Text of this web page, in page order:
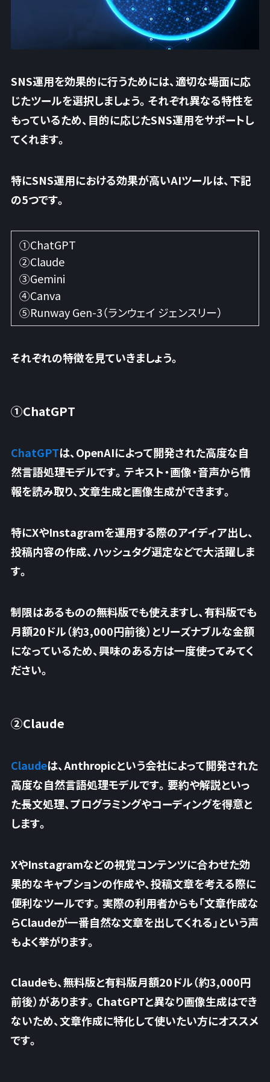
SNS運用を効果的に行うためには、適切な場面に応
じたツールを選択しましょう。それぞれ異なる特性を
もっているため、目的に応じたSNS運用をサポートし
てくれます。
特にSNS運用における効果が高いAIツールは、下記
の5つです。
①ChatGPT
②Claude
③Gemini
④Canva
⑤Runway Gen-3（ランウェイ ジェンスリー）
それぞれの特徴を見ていきましょう。
①ChatGPT
ChatGPTは、OpenAIによって開発された高度な自
然言語処理モデルです。 テキスト・画像・音声から情
報を読み取り、文章生成と画像生成ができます。
特にXやInstagramを運用する際のアイディア出し、
投稿内容の作成、ハッシュタグ選定などで大活躍しま
す。
制限はあるものの無料版でも使えますし、有料版でも
月額20ドル（約3,000円前後）とリーズナブルな金額
になっているため、興味のある方は一度使ってみてく
ださい。
②Claude
Claudeは、Anthropicという会社によって開発された
高度な自然言語処理モデルです。 要約や解説といっ
た長文処理、プログラミングやコーディングを得意と
します。
XやInstagramなどの視覚コンテンツに合わせた効
果的なキャプションの作成や、投稿文章を考える際に
便利なツールです。実際の利用者からも「文章作成な
らClaudeが一番自然な文章を出してくれる 」という声
もよく挙がります。
Claudeも、無料版と有料版月額20ドル（約3,000円
前後）があります。ChatGPTと異なり画像生成はでき
ないため、文章作成に特化して使いたい方にオススメ
です。